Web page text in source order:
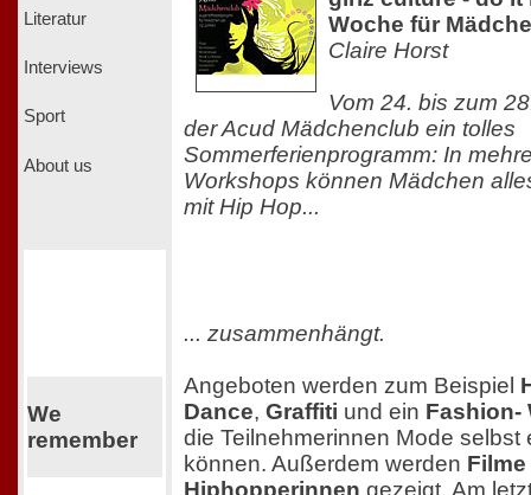
Literatur
Interviews
Sport
About us
We
remember
Woche für
Claire Horst
Vom 24. bis zum
der Acud Mädchenclub ein tolles
Sommerferienprogramm: In
Workshops können Mädchen
mit Hip Hop...
... zusammenhängt.
Angeboten werden zum Beispiel
Dance, Graffiti und ein Fashion-
die Teilnehmerinnen Mode selbst
können. Außerdem werden